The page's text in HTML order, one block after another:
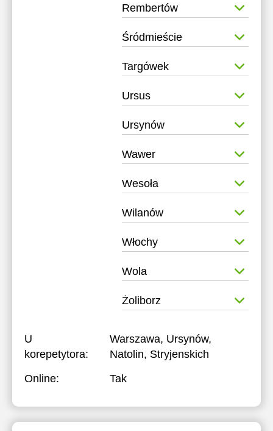
Rembertów
Śródmieście
Targówek
Ursus
Ursynów
Wawer
Wesoła
Wilanów
Włochy
Wola
Żoliborz
U
korepetytora:
Warszawa, Ursynów,
Natolin, Stryjenskich
Online:
Tak